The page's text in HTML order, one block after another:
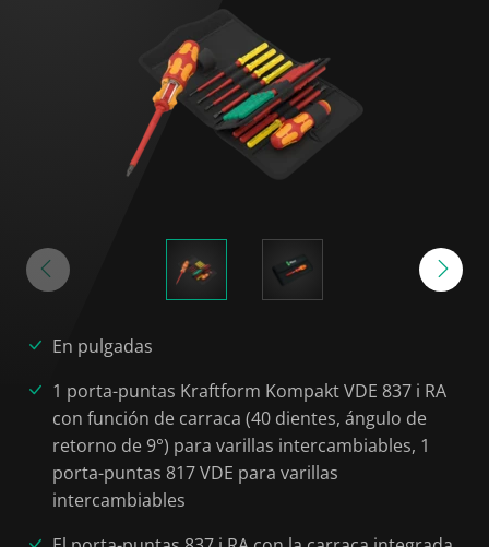
En pulgadas
1 porta-puntas Kraftform Kompakt VDE 837 i RA
con función de carraca (40 dientes, ángulo de
retorno de 9°) para varillas intercambiables, 1
porta-puntas 817 VDE para varillas
intercambiables